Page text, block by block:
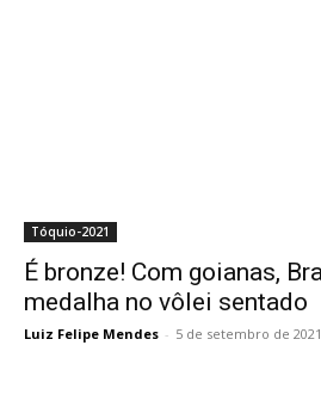
Tóquio-2021
É bronze! Com goianas,
medalha no vôlei sentado
Luiz Felipe Mendes - 5 de setembro de 2021